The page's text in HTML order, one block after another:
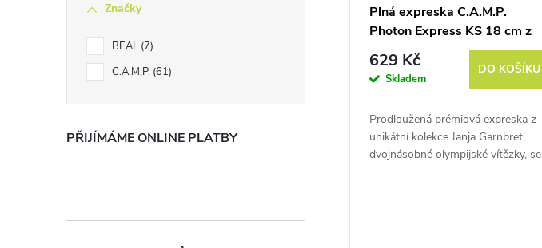
Značky
BEAL 7
C.A.M.P. 61
PŘIJÍMÁME ONLINE PLATBY
Plná expreska C.A.M.P.
Photon Express KS 18 cm z
kolekce Janja
629 Kč
Skladem
DO KOŠÍKU
Prodloužená prémiová expreska z
unikátní kolekce Janja Garnbret,
dvojnásobné olympijské vítězky, se